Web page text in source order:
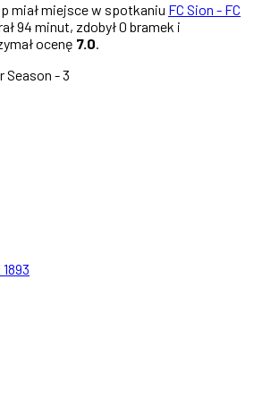
miał miejsce w spotkaniu FC Sion - FC
94 minut, zdobył 0 bramek i
ocenę 7.0.
Season - 3